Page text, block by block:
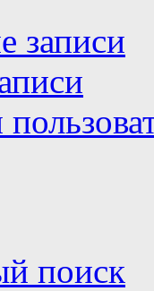
записи
поиск